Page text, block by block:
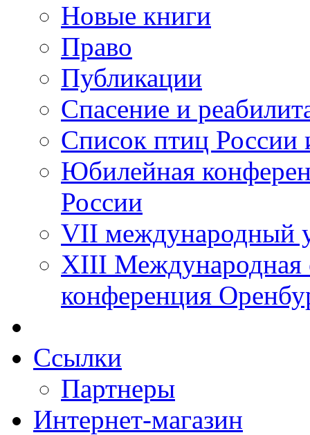
Новые книги
Право
Публикации
Спасение и
Список птиц России
Юбилейная
России
VII международный
XIII Международная
конференция
Ссылки
Партнеры
Интернет-магазин